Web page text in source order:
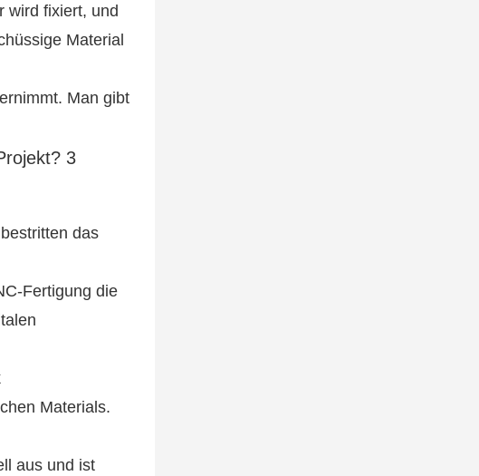
wird fixiert, und
Material
Man gibt
das
Fertigung die
Materials.
aus und ist